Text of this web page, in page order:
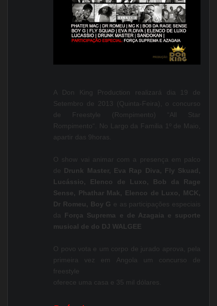
A Don King Production realizará dia 19 de
Setembro de 2013 (Quinta-Feira), o concurso
de Freestyle (Rompimento) “All Star
Rompimento“. No Largo da Familia 1º de Maio,
apartir das 9horas.
O show vai animar com a presença em palco
de Drunk Master, Eva Rap Diva, Fly Skuad,
Lucássio, Elenco de Luxo, Bob da Rage
Sense, Phathar Mak, Elenco de Luxo, MCK,
Dr Romeu, Boy G e as participações especiais
da Força Suprema e de Azagaia e suporte
musical de do DJ WALGEE
O povo vota e um corpo de jurado aprova, pela
primeira vez em Angola um concurso de
freestyle
oferece uma casa e 35 mil dólares.